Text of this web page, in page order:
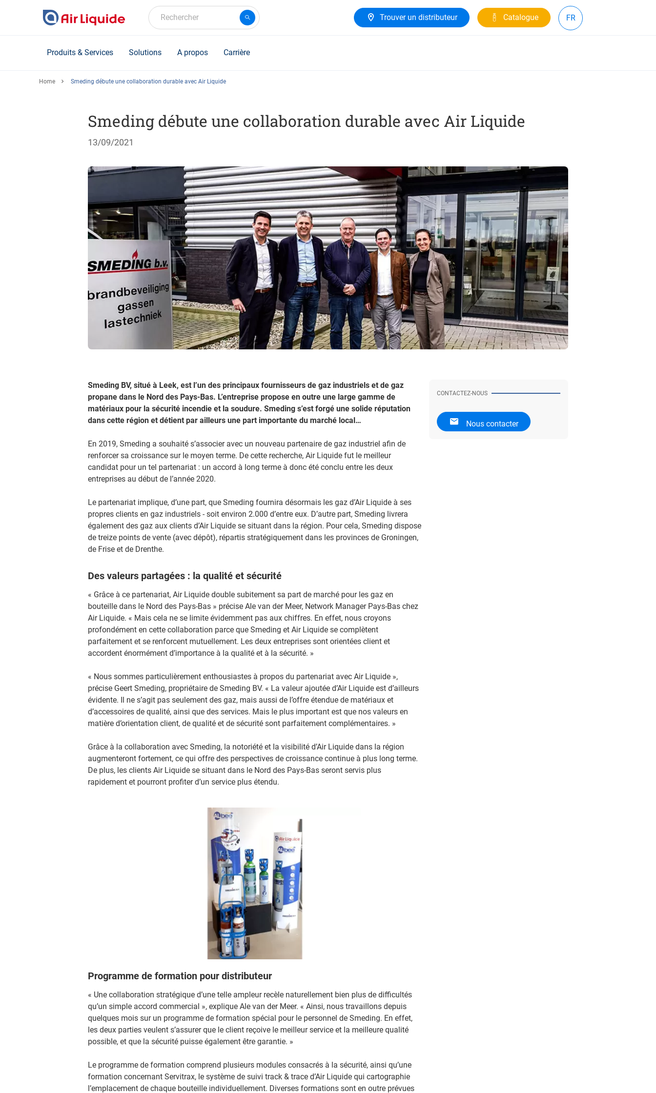
Rechercher Trouver un distributeur Catalogue FR
Produits & Services Solutions A propos Carrière
Home Smeding débute une collaboration durable avec Air Liquide
Smeding débute une collaboration durable avec Air Liquide
13/09/2021
Smeding BV, situé à Leek, est l’un des principaux fournisseurs de gaz industriels et de gaz
propane dans le Nord des Pays-Bas. L’entreprise propose en outre une large gamme de
matériaux pour la sécurité incendie et la soudure. Smeding s’est forgé une solide réputation
dans cette région et détient par ailleurs une part importante du marché local…
En 2019, Smeding a souhaité s’associer avec un nouveau partenaire de gaz industriel afin de
renforcer sa croissance sur le moyen terme. De cette recherche, Air Liquide fut le meilleur
candidat pour un tel partenariat : un accord à long terme à donc été conclu entre les deux
entreprises au début de l’année 2020.
Le partenariat implique, d’une part, que Smeding fournira désormais les gaz d’Air Liquide à ses
propres clients en gaz industriels - soit environ 2.000 d’entre eux. D’autre part, Smeding livrera
également des gaz aux clients d’Air Liquide se situant dans la région. Pour cela, Smeding dispose
de treize points de vente (avec dépôt), répartis stratégiquement dans les provinces de Groningen,
de Frise et de Drenthe.
Des valeurs partagées : la qualité et sécurité
« Grâce à ce partenariat, Air Liquide double subitement sa part de marché pour les gaz en
bouteille dans le Nord des Pays-Bas » précise Ale van der Meer, Network Manager Pays-Bas chez
Air Liquide. « Mais cela ne se limite évidemment pas aux chiffres. En effet, nous croyons
profondément en cette collaboration parce que Smeding et Air Liquide se complètent
parfaitement et se renforcent mutuellement. Les deux entreprises sont orientées client et
accordent énormément d’importance à la qualité et à la sécurité. »
« Nous sommes particulièrement enthousiastes à propos du partenariat avec Air Liquide »,
précise Geert Smeding, propriétaire de Smeding BV. « La valeur ajoutée d’Air Liquide est d’ailleurs
évidente. Il ne s’agit pas seulement des gaz, mais aussi de l’offre étendue de matériaux et
d’accessoires de qualité, ainsi que des services. Mais le plus important est que nos valeurs en
matière d’orientation client, de qualité et de sécurité sont parfaitement complémentaires. »
Grâce à la collaboration avec Smeding, la notoriété et la visibilité d’Air Liquide dans la région
augmenteront fortement, ce qui offre des perspectives de croissance continue à plus long terme.
De plus, les clients Air Liquide se situant dans le Nord des Pays-Bas seront servis plus
rapidement et pourront profiter d’un service plus étendu.
Programme de formation pour distributeur
« Une collaboration stratégique d’une telle ampleur recèle naturellement bien plus de difficultés
qu’un simple accord commercial », explique Ale van der Meer. « Ainsi, nous travaillons depuis
quelques mois sur un programme de formation spécial pour le personnel de Smeding. En effet,
les deux parties veulent s’assurer que le client reçoive le meilleur service et la meilleure qualité
possible, et que la sécurité puisse également être garantie. »
Le programme de formation comprend plusieurs modules consacrés à la sécurité, ainsi qu’une
formation concernant Servitrax, le système de suivi track & trace d’Air Liquide qui cartographie
l’emplacement de chaque bouteille individuellement. Diverses formations sont en outre prévues
CONTACTEZ-NOUS
Nous contacter